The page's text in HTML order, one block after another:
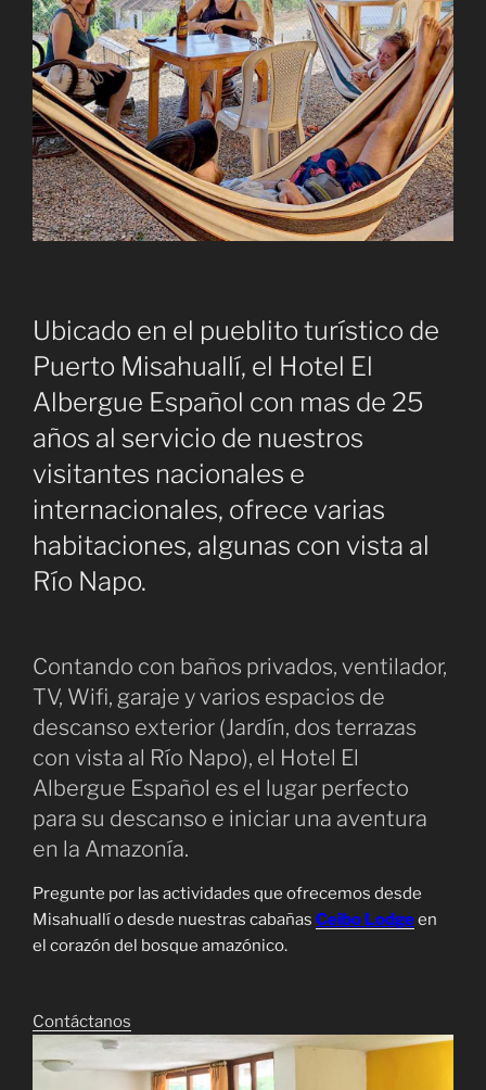
Ubicado en el pueblito turístico de
Puerto Misahuallí, el Hotel El
Albergue Español con mas de 25
años al servicio de nuestros
visitantes nacionales e
internacionales, ofrece varias
habitaciones, algunas con vista al
Río Napo.
Contando con baños privados, ventilador,
TV, Wifi, garaje y varios espacios de
descanso exterior (Jardín, dos terrazas
con vista al Río Napo), el Hotel El
Albergue Español es el lugar perfecto
para su descanso e iniciar una aventura
en la Amazonía.
Pregunte por las actividades que ofrecemos desde
Misahuallí o desde nuestras cabañas Ceibo Lodgeen
el corazón del bosque amazónico.
Contáctanos